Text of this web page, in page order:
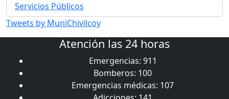
Servicios Públicos
Tweets by MuniChivilcoy
Atención las 24 horas
Emergencias: 911
Bomberos: 100
Emergencias médicas: 107